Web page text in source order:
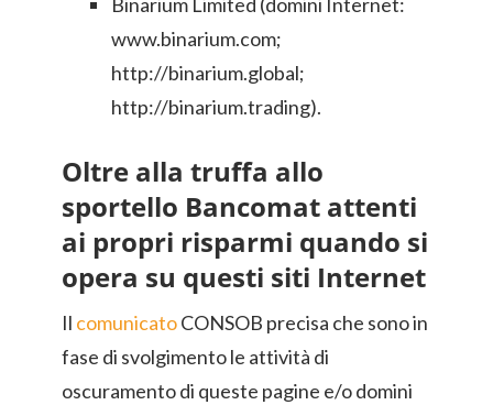
www.binarium.com;
http://binarium.global;
http://binarium.trading).
Oltre alla truffa allo
sportello Bancomat attenti
ai propri risparmi quando si
opera su questi siti Internet
Il comunicatoCONSOB precisa che sono in
fase di svolgimento le attività di
oscuramento di queste pagine e/o domini